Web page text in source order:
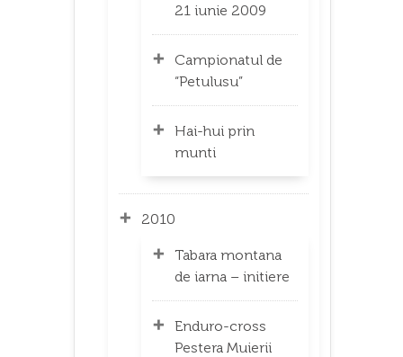
21 iunie 2009
Campionatul de
“Petulusu”
Hai-hui prin
munti
2010
Tabara montana
de iarna – initiere
Enduro-cross
Pestera Muierii